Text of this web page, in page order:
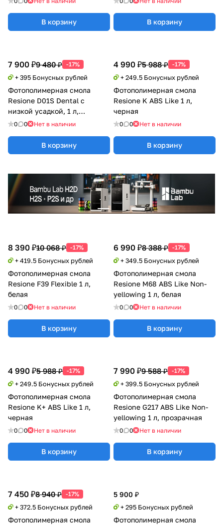
В корзину В корзину
7 900 ₽9 480 ₽ -17%
+ 395 Бонусных рублей
Фотополимерная смола
Resione D01S Dental с
низкой усадкой, 1 л,
натуральный
0 0 Нет в наличии
В корзину
4 990 ₽5 988 ₽ -17%
+ 249.5 Бонусных рублей
Фотополимерная смола
Resione K ABS Like 1 л,
черная
0 0 Нет в наличии
В корзину
8 390 ₽10 068 ₽ -17%
+ 419.5 Бонусных рублей
Фотополимерная смола
Resione F39 Flexible 1 л,
белая
0 0 Нет в наличии
В корзину
6 990 ₽8 388 ₽ -17%
+ 349.5 Бонусных рублей
Фотополимерная смола
Resione M68 ABS Like Non-
yellowing 1 л, белая
0 0 Нет в наличии
В корзину
4 990 ₽5 988 ₽ -17%
+ 249.5 Бонусных рублей
Фотополимерная смола
Resione K+ ABS Like 1 л,
черная
0 0 Нет в наличии
В корзину
7 990 ₽9 588 ₽ -17%
+ 399.5 Бонусных рублей
Фотополимерная смола
Resione G217 ABS Like Non-
yellowing 1 л, прозрачная
0 0 Нет в наличии
В корзину
7 450 ₽8 940 ₽ -17%
+ 372.5 Бонусных рублей
Фотополимерная смола
5 900 ₽
+ 295 Бонусных рублей
Фотополимерная смола